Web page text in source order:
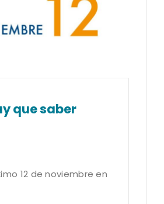
que saber
12 de noviembre en